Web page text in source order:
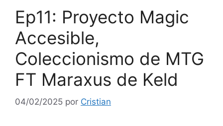
Ep11: Proyecto Magic
Accesible,
Coleccionismo de MTG
FT Maraxus de Keld
04/02/2025 por Cristian